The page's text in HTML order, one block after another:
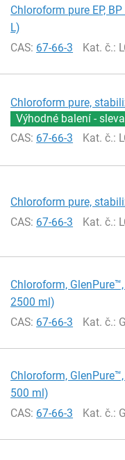
Chloroform pure EP,
L)
CAS: 67-66-3 Kat. č.:
Chloroform pure,
Výhodné balení - sleva
CAS: 67-66-3 Kat. č.:
Chloroform pure,
CAS: 67-66-3 Kat. č.:
Chloroform,
2500 ml)
CAS: 67-66-3 Kat. č.:
Chloroform,
500 ml)
CAS: 67-66-3 Kat. č.: